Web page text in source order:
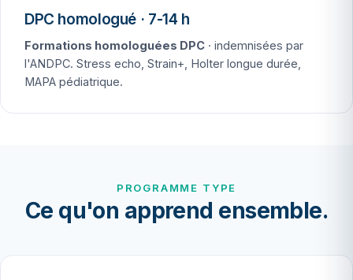
DPC homologué · 7-14 h
Formations homologuées DPC · indemnisées par
l'ANDPC. Stress echo, Strain+, Holter longue durée,
MAPA pédiatrique.
PROGRAMME TYPE
Ce qu'on apprend ensemble.